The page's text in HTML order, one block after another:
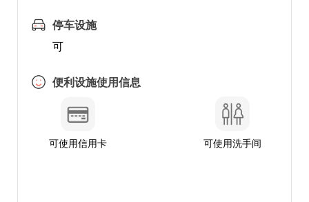
停车设施
可
便利设施使用信息
可使用信用卡 可使用洗手间